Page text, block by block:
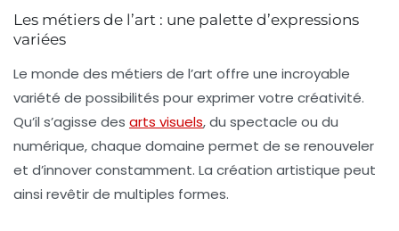
Les métiers de l’art : une palette d’expressions
variées
Le monde des métiers de l’art offre une incroyable
variété de possibilités pour exprimer votre créativité.
Qu’il s’agisse des arts visuels, du spectacle ou du
numérique, chaque domaine permet de se renouveler
et d’innover constamment. La création artistique peut
ainsi revêtir de multiples formes.